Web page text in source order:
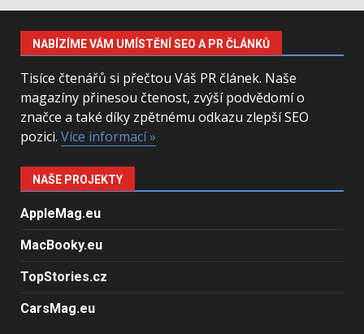
NABÍZÍME VÁM UMÍSTĚNÍ SEO A PR ČLÁNKŮ
Tisíce čtenářů si přečtou Váš PR článek. Naše
magazíny přinesou čtenost, zvýší podvědomí o
značce a také díky zpětnému odkazu zlepší SEO
pozici. Více informací »
NAŠE PROJEKTY
AppleMag.eu
MacBooky.eu
TopStories.cz
CarsMag.eu